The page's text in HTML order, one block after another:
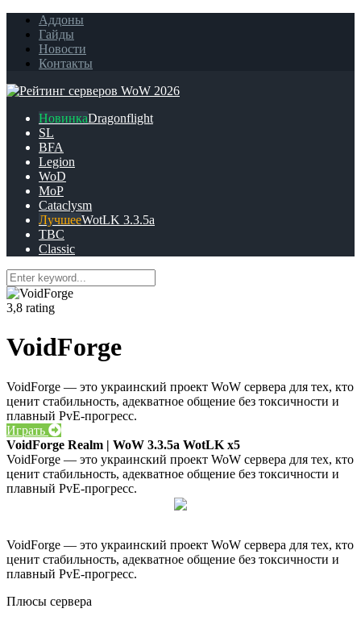
Аддоны
Гайды
Новости
Контакты
Dragonflight
SL
BFA
Legion
WoD
MoP
Cataclysm
WotLK 3.3.5a
TBC
Classic
3,8 rating
VoidForge
VoidForge — это украинский проект WoW сервера для тех, кто
ценит стабильность, адекватное общение без токсичности и
плавный PvE-прогресс.
Играть
VoidForge Realm | WoW 3.3.5a WotLK x5
VoidForge — это украинский проект WoW сервера для тех, кто
ценит стабильность, адекватное общение без токсичности и
плавный PvE-прогресс.
VoidForge — это украинский проект WoW сервера для тех, кто
ценит стабильность, адекватное общение без токсичности и
плавный PvE-прогресс.
Плюсы сервера